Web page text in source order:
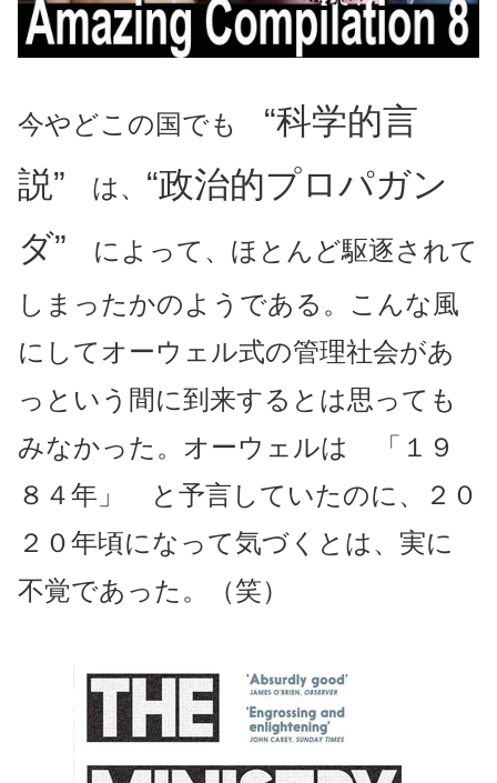
今やどこの国でも “科学的言
説” は、 “政治的プロパガン
ダ” によって、ほとんど駆逐されて
しまったかのようである。こんな風
にしてオーウェル式の管理社会があ
っという間に到来するとは思っても
みなかった。オーウェルは 「１９
８４年」 と予言していたのに、２０
２０年頃になって気づくとは、実に
不覚であった。（笑）